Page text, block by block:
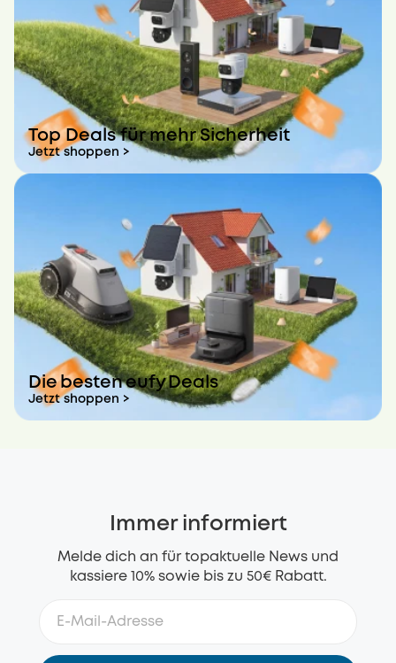
Top Deals für mehr Sicherheit
Jetzt shoppen >
Die besten eufy Deals
Jetzt shoppen >
Immer informiert
Melde dich an für topaktuelle News und
kassiere 10% sowie bis zu 50€ Rabatt.